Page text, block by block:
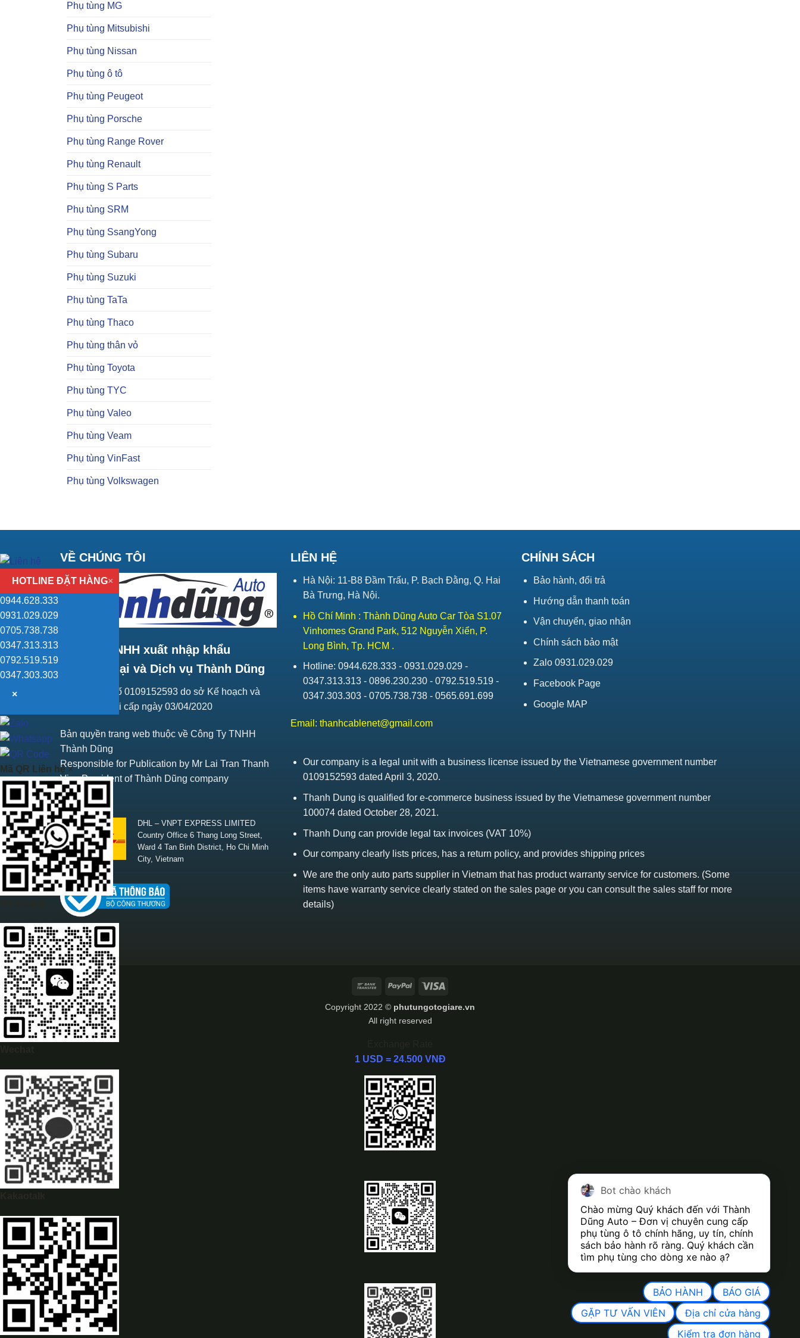
Phụ tùng MG
Phụ tùng Mitsubishi
Phụ tùng Nissan
Phụ tùng ô tô
Phụ tùng Peugeot
Phụ tùng Porsche
Phụ tùng Range Rover
Phụ tùng Renault
Phụ tùng S Parts
Phụ tùng SRM
Phụ tùng SsangYong
Phụ tùng Subaru
Phụ tùng Suzuki
Phụ tùng TaTa
Phụ tùng Thaco
Phụ tùng thân vỏ
Phụ tùng Toyota
Phụ tùng TYC
Phụ tùng Valeo
Phụ tùng Veam
Phụ tùng VinFast
Phụ tùng Volkswagen
VỀ CHÚNG TÔI
Công ty TNHH xuất nhập khẩu
Thương mại và Dịch vụ Thành Dũng
Giấy ĐKKD số 0109152593 do sở Kế hoạch và
Đầu tư Hà Nội cấp ngày 03/04/2020
Bản quyền trang web thuộc về Công Ty TNHH
Thành Dũng
Responsible for Publication by Mr Lai Tran Thanh
Vice President of Thành Dũng company
SHIPPING
DHL – VNPT EXPRESS LIMITED
Country Office 6 Thang Long Street,
Ward 4 Tan Binh District, Ho Chi Minh
City, Vietnam
LIÊN HỆ
Hà Nội: 11-B8 Đầm Trấu, P. Bạch Đằng, Q. Hai
Bà Trưng, Hà Nội.
Hồ Chí Minh : Thành Dũng Auto Car Tòa S1.07
Vinhomes Grand Park, 512 Nguyễn Xiển, P.
Long Bình, Tp. HCM .
Hotline: 0944.628.333 - 0931.029.029 -
0347.313.313 - 0896.230.230 - 0792.519.519 -
0347.303.303 - 0705.738.738 - 0565.691.699
Email: thanhcablenet@gmail.com
CHÍNH SÁCH
Bảo hành, đổi trả
Hướng dẫn thanh toán
Vận chuyển, giao nhận
Chính sách bảo mật
Zalo 0931.029.029
Facebook Page
Google MAP
Our company is a legal unit with a business license issued by the Vietnamese government number
0109152593 dated April 3, 2020.
Thanh Dung is qualified for e-commerce business issued by the Vietnamese government number
100074 dated October 28, 2021.
Thanh Dung can provide legal tax invoices (VAT 10%)
Our company clearly lists prices, has a return policy, and provides shipping prices
We are the only auto parts supplier in Vietnam that has product warranty service for customers. (Some
items have warranty service clearly stated on the sales page or you can consult the sales staff for more
details)
Bank
PayPal
Copyright 2022 © phutungotogiare.vn
All right reserved
HOTLINE ĐẶT HÀNG×
0944.628.333
0931.029.029
0705.738.738
0347.313.313
0792.519.519
0347.303.303
×
Mã QR Liên hệ×
1 USD = 24.500 VNĐ
WhatsApp 0944628333
WeChat
Bot chào khách
Chào mừng Quý khách đến với Thành
Dũng Auto – Đơn vị chuyên cung cấp
phụ tùng ô tô chính hãng, uy tín, chính
sách bảo hành rõ ràng. Quý khách cần
tìm phụ tùng cho dòng xe nào ạ?
BẢO HÀNH
BÁO GIÁ
GẶP TƯ VẤN VIÊN
Địa chỉ cửa hàng
Kiểm tra đơn hàng